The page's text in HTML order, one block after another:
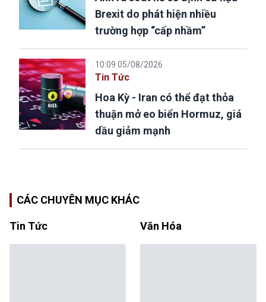
Brexit do phát hiện nhiều
trường hợp “cấp nhầm”
10:09 05/08/2026
Tin Tức
Hoa Kỳ - Iran có thể đạt thỏa
thuận mở eo biển Hormuz, giá
dầu giảm mạnh
CÁC CHUYÊN MỤC KHÁC
Tin Tức Văn Hóa